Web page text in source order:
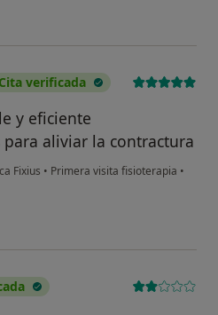
Cita verificada
y eficiente
aliviar la contractura
Fixius • Primera visita fisioterapia •